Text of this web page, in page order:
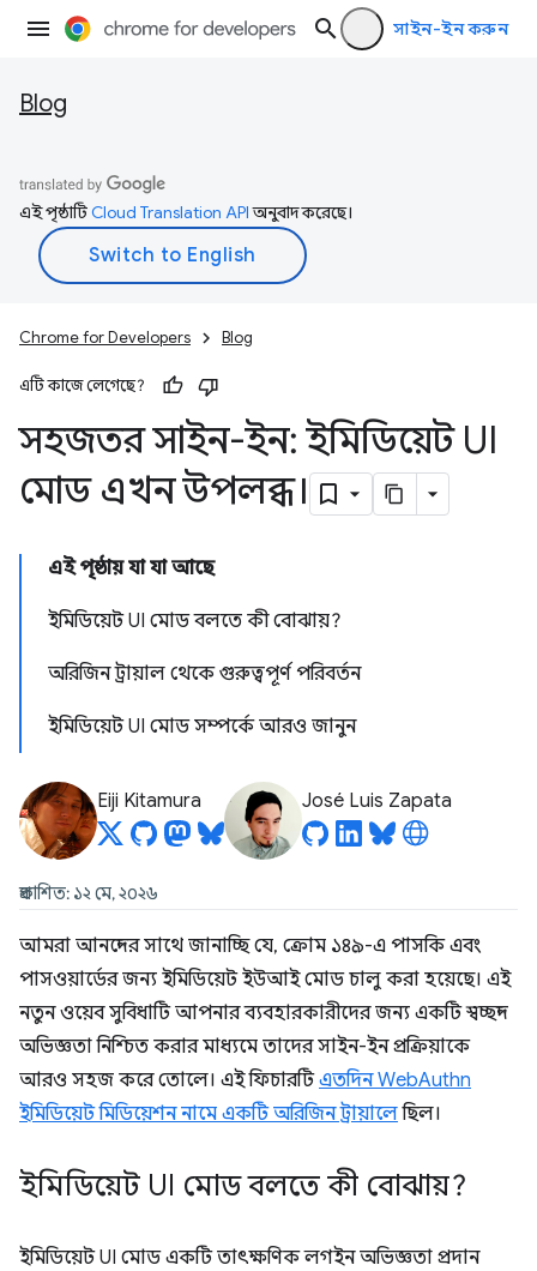
সাইন-ইন করুন
Blog
এই পৃষ্ঠাটিCloud Translation APIঅনুবাদ করেছে।
Chrome for Developers Blog
এটি কাজে লেগেছে?
সহজতর সাইন-ইন: ইমিডিয়েট UI
মোড এখন উপলব্ধ।
এই পৃষ্ঠায় যা যা আছে
ইমিডিয়েট UI মোড বলতে কী বোঝায়?
অরিজিন ট্রায়াল থেকে গুরুত্বপূর্ণ পরিবর্তন
ইমিডিয়েট UI মোড সম্পর্কে আরও জানুন
Eiji Kitamura José Luis Zapata
প্রকাশিত: ১২ মে, ২০২৬
আমরা আনন্দের সাথে জানাচ্ছি যে, ক্রোম ১৪৯-এ পাসকি এবং
পাসওয়ার্ডের জন্য ইমিডিয়েট ইউআই মোড চালু করা হয়েছে। এই
নতুন ওয়েব সুবিধাটি আপনার ব্যবহারকারীদের জন্য একটি স্বচ্ছন্দ
অভিজ্ঞতা নিশ্চিত করার মাধ্যমে তাদের সাইন-ইন প্রক্রিয়াকে
আরও সহজ করে তোলে। এই ফিচারটিএতদিন WebAuthn
ইমিডিয়েট মিডিয়েশন নামে একটি অরিজিন ট্রায়ালেছিল।
ইমিডিয়েট UI মোড বলতে কী বোঝায়?
ইমিডিয়েট UI মোড একটি তাৎক্ষণিক লগইন অভিজ্ঞতা প্রদান